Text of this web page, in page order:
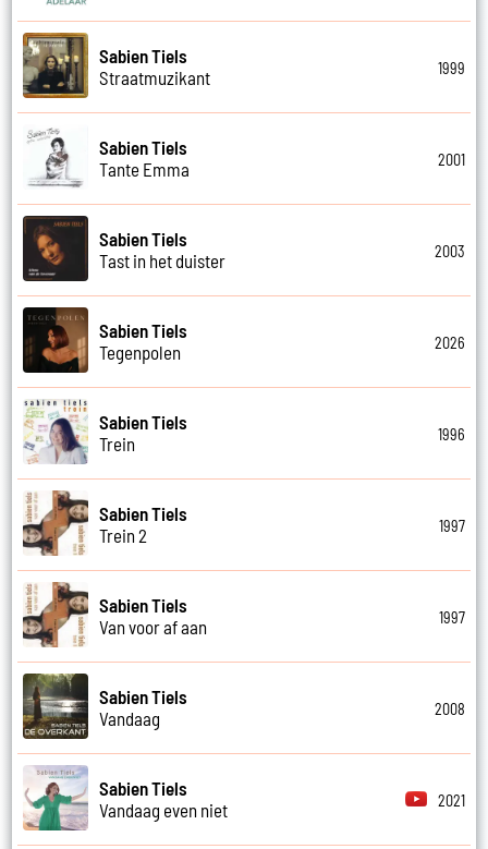
Sabien Tiels
Straatmuzikant
1999
Sabien Tiels
Tante Emma
2001
Sabien Tiels
Tast in het duister
2003
Sabien Tiels
Tegenpolen
2026
Sabien Tiels
Trein
1996
Sabien Tiels
Trein 2
1997
Sabien Tiels
Van voor af aan
1997
Sabien Tiels
Vandaag
2008
Sabien Tiels
Vandaag even niet
2021